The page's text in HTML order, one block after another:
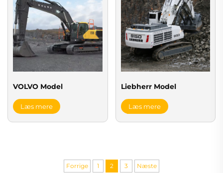
VOLVO Model
Læs mere
Liebherr Model
Læs mere
Forrige 1 2 3 Næste